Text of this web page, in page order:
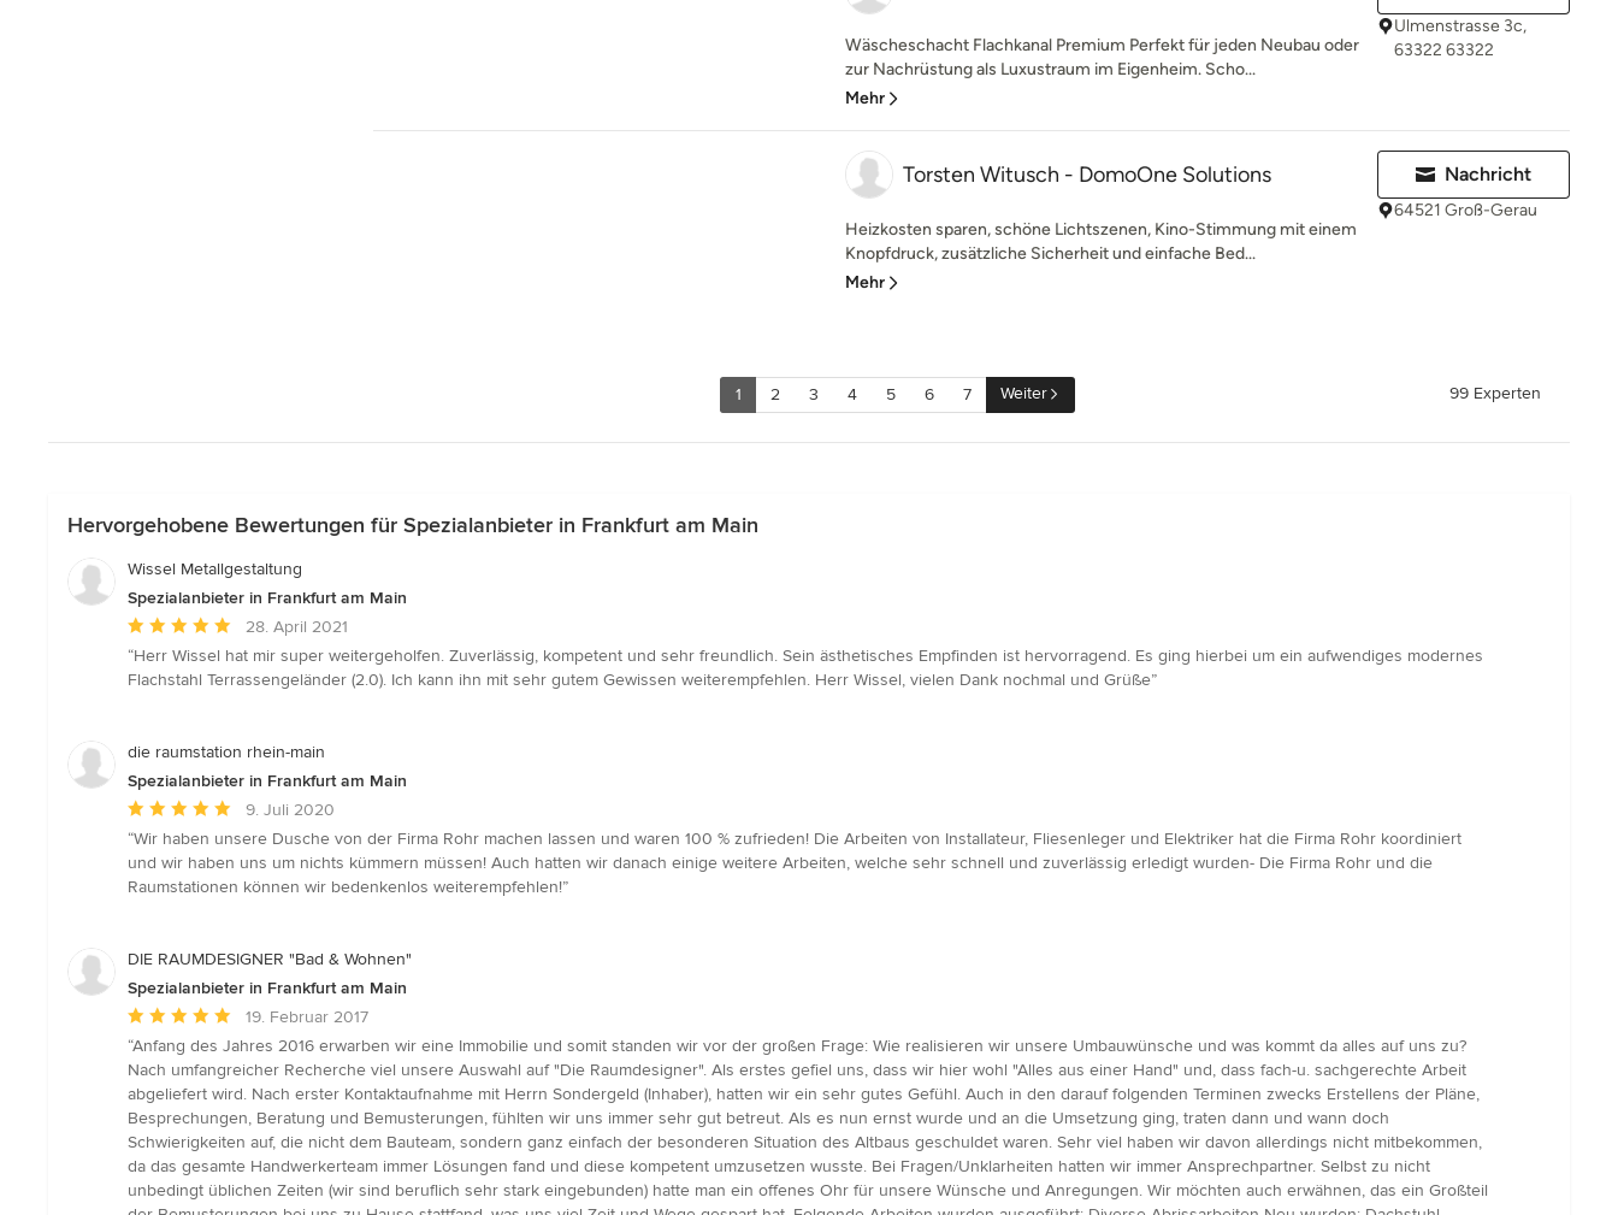
Wäscheschacht Flachkanal Premium Perfekt für jeden Neubau oder
zur Nachrüstung als Luxustraum im Eigenheim. Scho...
Mehr
Ulmenstrasse 3c,
63322 63322
Torsten Witusch - DomoOne Solutions
Heizkosten sparen, schöne Lichtszenen, Kino-Stimmung mit einem
Knopfdruck, zusätzliche Sicherheit und einfache Bed...
Mehr
Nachricht
64521 Groß-Gerau
1 2 3 4 5 6 7 Weiter 99 Experten
Hervorgehobene Bewertungen für Spezialanbieter in Frankfurt am Main
Wissel Metallgestaltung
Spezialanbieter in Frankfurt am Main
Durchschnittliche
Bewertung:
5
Sternen
28. April 2021
“Herr Wissel hat mir super weitergeholfen. Zuverlässig, kompetent und sehr freundlich. Sein ästhetisches Empfinden ist hervorragend. Es ging hierbei um ein aufwendiges modernes
Flachstahl Terrassengeländer (2.0). Ich kann ihn mit sehr gutem Gewissen weiterempfehlen. Herr Wissel, vielen Dank nochmal und Grüße”
die raumstation rhein-main
Spezialanbieter in Frankfurt am Main
Durchschnittliche
Bewertung:
5
von
9. Juli 2020
“Wir haben unsere Dusche von der Firma Rohr machen lassen und waren 100 % zufrieden! Die Arbeiten von Installateur, Fliesenleger und Elektriker hat die Firma Rohr koordiniert
und wir haben uns um nichts kümmern müssen! Auch hatten wir danach einige weitere Arbeiten, welche sehr schnell und zuverlässig erledigt wurden- Die Firma Rohr und die
Raumstationen können wir bedenkenlos weiterempfehlen!”
DIE RAUMDESIGNER "Bad & Wohnen"
Spezialanbieter in Frankfurt am Main
Durchschnittliche
Bewertung:
5
von
5
Sternen
19. Februar 2017
“Anfang des Jahres 2016 erwarben wir eine Immobilie und somit standen wir vor der großen Frage: Wie realisieren wir unsere Umbauwünsche und was kommt da alles auf uns zu?
Nach umfangreicher Recherche viel unsere Auswahl auf "Die Raumdesigner". Als erstes gefiel uns, dass wir hier wohl "Alles aus einer Hand" und, dass fach-u. sachgerechte Arbeit
abgeliefert wird. Nach erster Kontaktaufnahme mit Herrn Sondergeld (Inhaber), hatten wir ein sehr gutes Gefühl. Auch in den darauf folgenden Terminen zwecks Erstellens der Pläne,
Besprechungen, Beratung und Bemusterungen, fühlten wir uns immer sehr gut betreut. Als es nun ernst wurde und an die Umsetzung ging, traten dann und wann doch
Schwierigkeiten auf, die nicht dem Bauteam, sondern ganz einfach der besonderen Situation des Altbaus geschuldet waren. Sehr viel haben wir davon allerdings nicht mitbekommen,
da das gesamte Handwerkerteam immer Lösungen fand und diese kompetent umzusetzen wusste. Bei Fragen/Unklarheiten hatten wir immer Ansprechpartner. Selbst zu nicht
unbedingt üblichen Zeiten (wir sind beruflich sehr stark eingebunden) hatte man ein offenes Ohr für unsere Wünsche und Anregungen. Wir möchten auch erwähnen, das ein Großteil